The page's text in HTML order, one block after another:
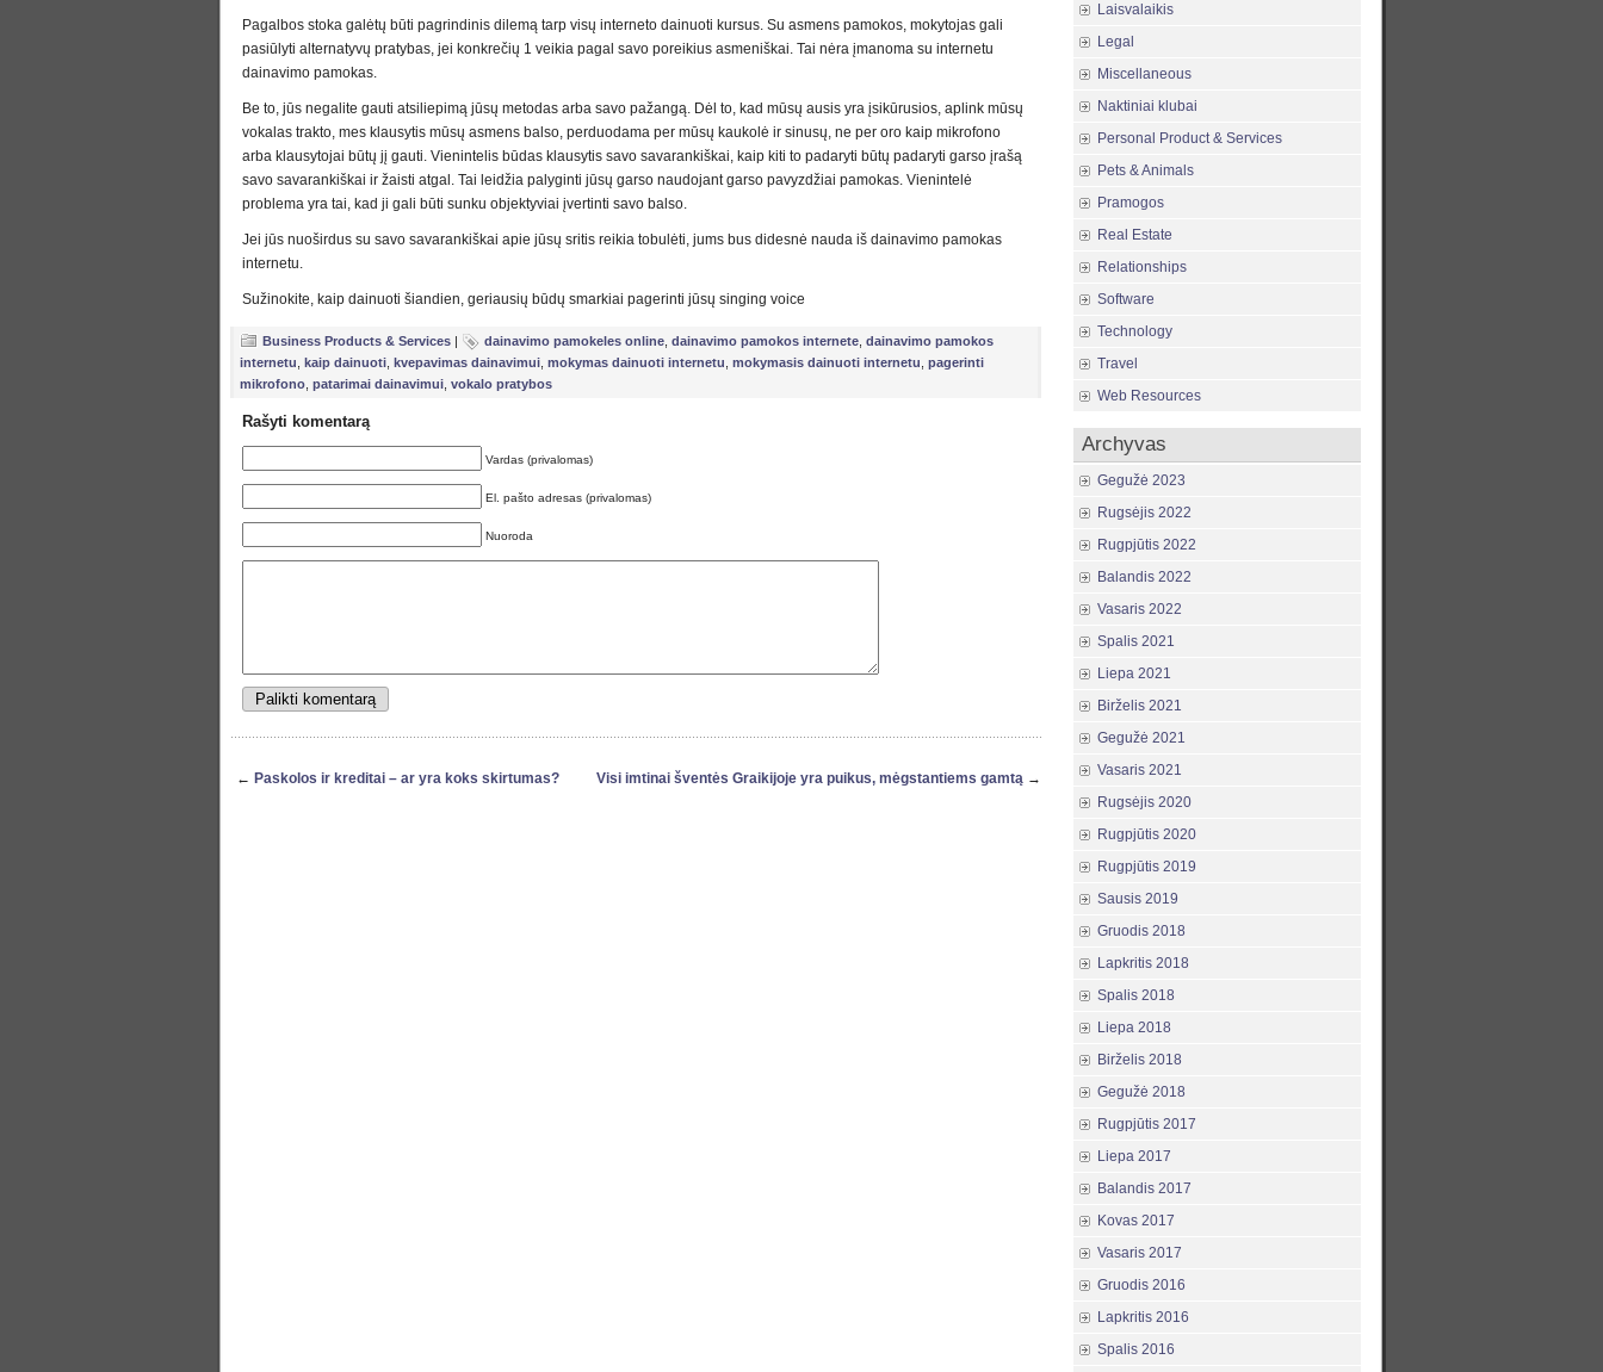
Pagalbos stoka galėtų būti pagrindinis dilemą tarp visų interneto dainuoti kursus. Su asmens pamokos, mokytojas gali
pasiūlyti alternatyvų pratybas, jei konkrečių 1 veikia pagal savo poreikius asmeniškai. Tai nėra įmanoma su internetu
dainavimo pamokas.
Be to, jūs negalite gauti atsiliepimą jūsų metodas arba savo pažangą. Dėl to, kad mūsų ausis yra įsikūrusios, aplink mūsų
vokalas trakto, mes klausytis mūsų asmens balso, perduodama per mūsų kaukolė ir sinusų, ne per oro kaip mikrofono
arba klausytojai būtų jį gauti. Vienintelis būdas klausytis savo savarankiškai, kaip kiti to padaryti būtų padaryti garso įrašą
savo savarankiškai ir žaisti atgal. Tai leidžia palyginti jūsų garso naudojant garso pavyzdžiai pamokas. Vienintelė
problema yra tai, kad ji gali būti sunku objektyviai įvertinti savo balso.
Jei jūs nuoširdus su savo savarankiškai apie jūsų sritis reikia tobulėti, jums bus didesnė nauda iš dainavimo pamokas
internetu.
Sužinokite, kaip dainuoti šiandien, geriausių būdų smarkiai pagerinti jūsų singing voice
Business Products & Services | dainavimo pamokeles online dainavimo pamokos internete dainavimo pamokos
internetu kaip dainuoti kvepavimas dainavimui mokymas dainuoti internetu mokymasis dainuoti internetu pagerinti
mikrofono patarimai dainavimui vokalo pratybos
Rašyti komentarą
Vardas (privalomas)
El. pašto adresas (privalomas)
Nuoroda
← Paskolos ir kreditai – ar yra koks skirtumas? Visi imtinai šventės Graikijoje yra puikus, mėgstantiems gamtą →
Laisvalaikis
Legal
Miscellaneous
Naktiniai klubai
Personal Product & Services
Pets & Animals
Pramogos
Real Estate
Relationships
Software
Technology
Travel
Web Resources
Archyvas
Gegužė 2023
Rugsėjis 2022
Rugpjūtis 2022
Balandis 2022
Vasaris 2022
Spalis 2021
Liepa 2021
Birželis 2021
Gegužė 2021
Vasaris 2021
Rugsėjis 2020
Rugpjūtis 2020
Rugpjūtis 2019
Sausis 2019
Gruodis 2018
Lapkritis 2018
Spalis 2018
Liepa 2018
Birželis 2018
Gegužė 2018
Rugpjūtis 2017
Liepa 2017
Balandis 2017
Kovas 2017
Vasaris 2017
Gruodis 2016
Lapkritis 2016
Spalis 2016